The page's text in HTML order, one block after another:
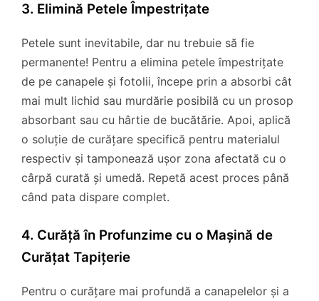
3. Elimină Petele Împestrițate
Petele sunt inevitabile, dar nu trebuie să fie
permanente! Pentru a elimina petele împestrițate
de pe canapele și fotolii, începe prin a absorbi cât
mai mult lichid sau murdărie posibilă cu un prosop
absorbant sau cu hârtie de bucătărie. Apoi, aplică
o soluție de curățare specifică pentru materialul
respectiv și tamponează ușor zona afectată cu o
cârpă curată și umedă. Repetă acest proces până
când pata dispare complet.
4. Curăță în Profunzime cu o Mașină de
Curățat Tapițerie
Pentru o curățare mai profundă a canapelelor și a